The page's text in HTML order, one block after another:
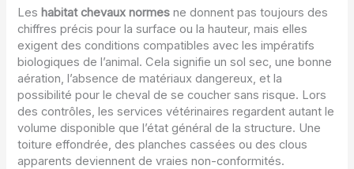
Les habitat chevaux normes ne donnent pas toujours des
chiffres précis pour la surface ou la hauteur, mais elles
exigent des conditions compatibles avec les impératifs
biologiques de l’animal. Cela signifie un sol sec, une bonne
aération, l’absence de matériaux dangereux, et la
possibilité pour le cheval de se coucher sans risque. Lors
des contrôles, les services vétérinaires regardent autant le
volume disponible que l’état général de la structure. Une
toiture effondrée, des planches cassées ou des clous
apparents deviennent de vraies non-conformités.